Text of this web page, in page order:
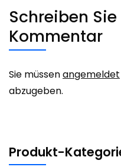
Schreiben
Kommentar
Sie müssenangemeldet
abzugeben.
Produkt-